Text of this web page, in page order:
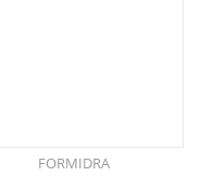
FORMIDRA